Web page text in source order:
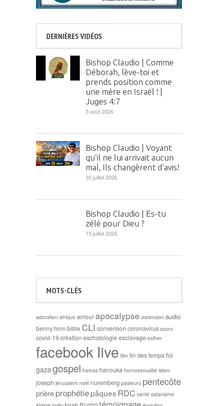
DERNIÈRES VIDÉOS
Bishop Claudio | Comme
Déborah, lève-toi et
prends position comme
une mère en Israël ! |
Juges 4:7
5 août 2026
Bishop Claudio | Voyant
qu’il ne lui arrivait aucun
mal, Ils changèrent d’avis!
30 juillet 2026
Bishop Claudio | Es-tu
zélé pour Dieu ?
15 juillet 2026
MOTS-CLÉS
adoration afrique amourapocalypse ascension audio
benny hinn bible CLI conversion coronavirus cours
covid-19création eschatologieesclavage esther
facebook live film fin des tempsfoi
gazagospel hamas hanouka homosexualité islam
joseph jérusalem noël nuremberg pasteurs pentecôte
prièreprophétiepâques RDC santé satanisme